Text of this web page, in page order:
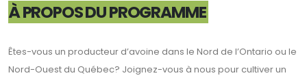
À PROPOS DU PROGRAMME
Êtes-vous un producteur d’avoine dans le Nord de l’Ontario ou le
Nord-Ouest du Québec? Joignez-vous à nous pour cultiver un